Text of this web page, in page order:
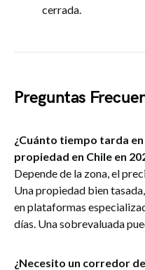
cerrada.
Preguntas
¿Cuánto tiempo tarda
propiedad en Chile en
Depende de la zona, el
Una propiedad bien
en plataformas
días. Una sobrevaluada
¿Necesito un corredor